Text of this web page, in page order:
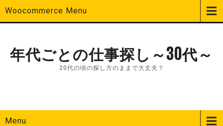
Woocommerce Menu
年代ごとの仕事探し～30代～
20代の頃の探し方のままで大丈夫？
Menu